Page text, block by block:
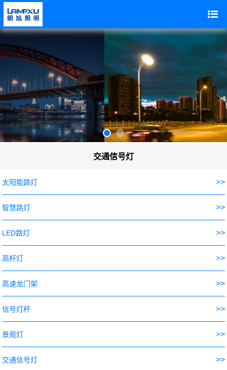
交通信号灯
太阳能路灯 >>
智慧路灯 >>
LED路灯 >>
高杆灯 >>
高速龙门架 >>
信号灯杆 >>
景观灯 >>
交通信号灯 >>